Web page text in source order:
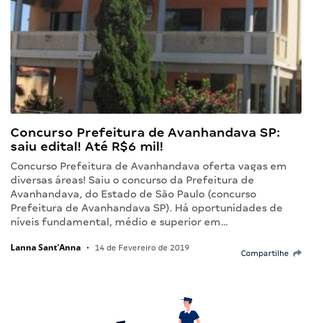
Concurso Prefeitura de Avanhandava SP:
saiu edital! Até R$6 mil!
Concurso Prefeitura de Avanhandava oferta vagas em
diversas áreas! Saiu o concurso da Prefeitura de
Avanhandava, do Estado de São Paulo (concurso
Prefeitura de Avanhandava SP). Há oportunidades de
níveis fundamental, médio e superior em…
Lanna Sant'Anna • 14 de Fevereiro de 2019
Compartilhe